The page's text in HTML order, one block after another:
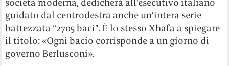
società moderna, dedicherà all’esecutivo italiano
guidato dal centrodestra anche un’intera serie
battezzata “2705 baci”. È lo stesso Xhafa a spiegare
il titolo: «Ogni bacio corrisponde a un giorno di
governo Berlusconi».